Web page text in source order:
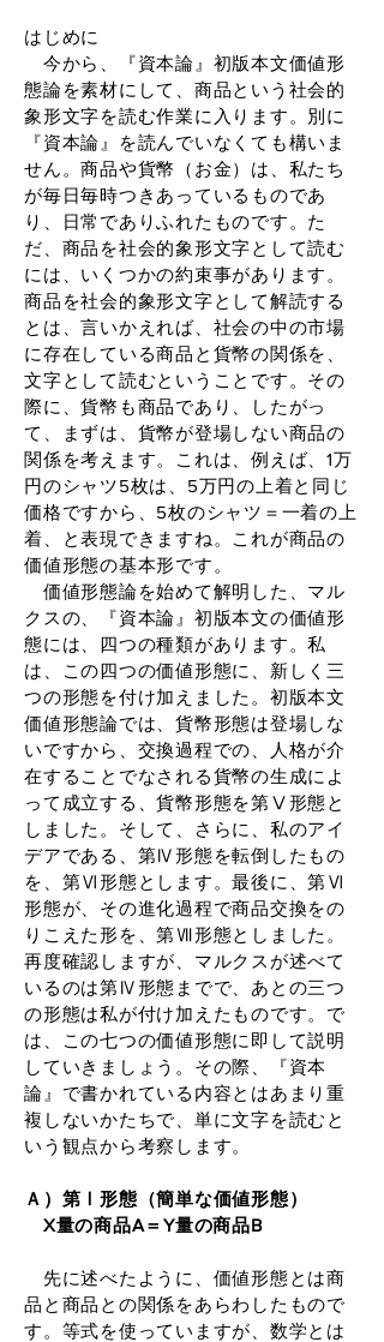
はじめに
今から、『資本論』初版本文価値形
態論を素材にして、商品という社会的
象形文字を読む作業に入ります。別に
『資本論』を読んでいなくても構いま
せん。商品や貨幣（お金）は、私たち
が毎日毎時つきあっているものであ
り、日常でありふれたものです。た
だ、商品を社会的象形文字として読む
には、いくつかの約束事があります。
商品を社会的象形文字として解読する
とは、言いかえれば、社会の中の市場
に存在している商品と貨幣の関係を、
文字として読むということです。その
際に、貨幣も商品であり、したがっ
て、まずは、貨幣が登場しない商品の
関係を考えます。これは、例えば、1万
円のシャツ5枚は、5万円の上着と同じ
価格ですから、5枚のシャツ＝一着の上
着、と表現できますね。これが商品の
価値形態の基本形です。
価値形態論を始めて解明した、マル
クスの、『資本論』初版本文の価値形
態には、四つの種類があります。私
は、この四つの価値形態に、新しく三
つの形態を付け加えました。初版本文
価値形態論では、貨幣形態は登場しな
いですから、交換過程での、人格が介
在することでなされる貨幣の生成によ
って成立する、貨幣形態を第Ⅴ形態と
しました。そして、さらに、私のアイ
デアである、第Ⅳ形態を転倒したもの
を、第Ⅵ形態とします。最後に、第Ⅵ
形態が、その進化過程で商品交換をの
りこえた形を、第Ⅶ形態としました。
再度確認しますが、マルクスが述べて
いるのは第Ⅳ形態までで、あとの三つ
の形態は私が付け加えたものです。で
は、この七つの価値形態に即して説明
していきましょう。その際、『資本
論』で書かれている内容とはあまり重
複しないかたちで、単に文字を読むと
いう観点から考察します。
Ａ）第Ⅰ形態（簡単な価値形態）
X量の商品A＝Y量の商品B
先に述べたように、価値形態とは商
品と商品との関係をあらわしたもので
す。等式を使っていますが、数学とは